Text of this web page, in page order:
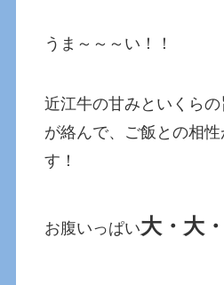
うま～～～い！！
近江牛の甘みといくら
が絡んで、ご飯との相
す！
お腹いっぱい大・大